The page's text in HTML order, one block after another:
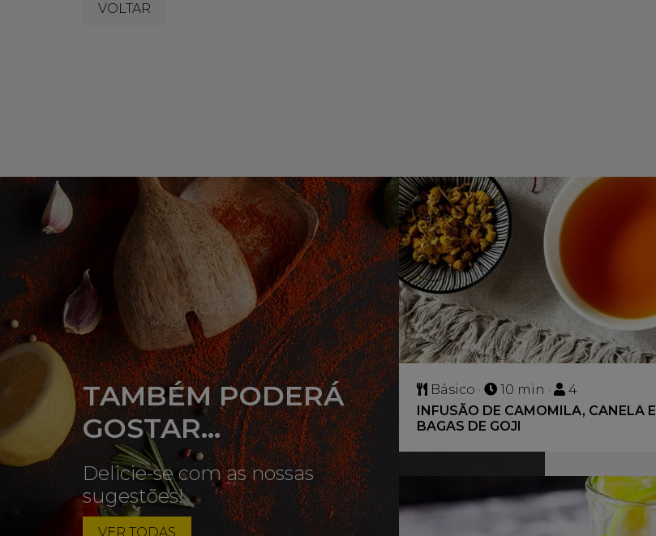
VOLTAR
TAMBÉM PODERÁ
GOSTAR...
Delicie-se com as nossas
sugestões!
VER TODAS
Básico · 10 min ·
4
INFUSÃO DE CAMOMILA, CANELA E
BAGAS DE GOJI